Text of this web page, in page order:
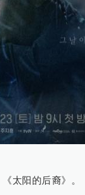
太阳的后裔》。